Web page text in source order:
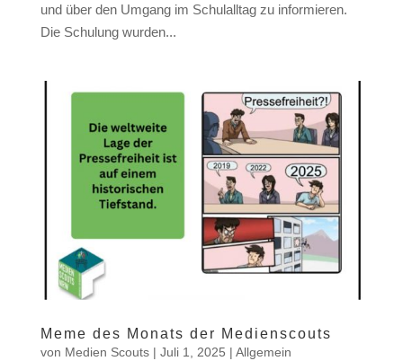
und über den Umgang im Schulalltag zu informieren.
Die Schulung wurden...
Meme des Monats der Medienscouts
von Medien Scouts| Juli 1, 2025 | Allgemein